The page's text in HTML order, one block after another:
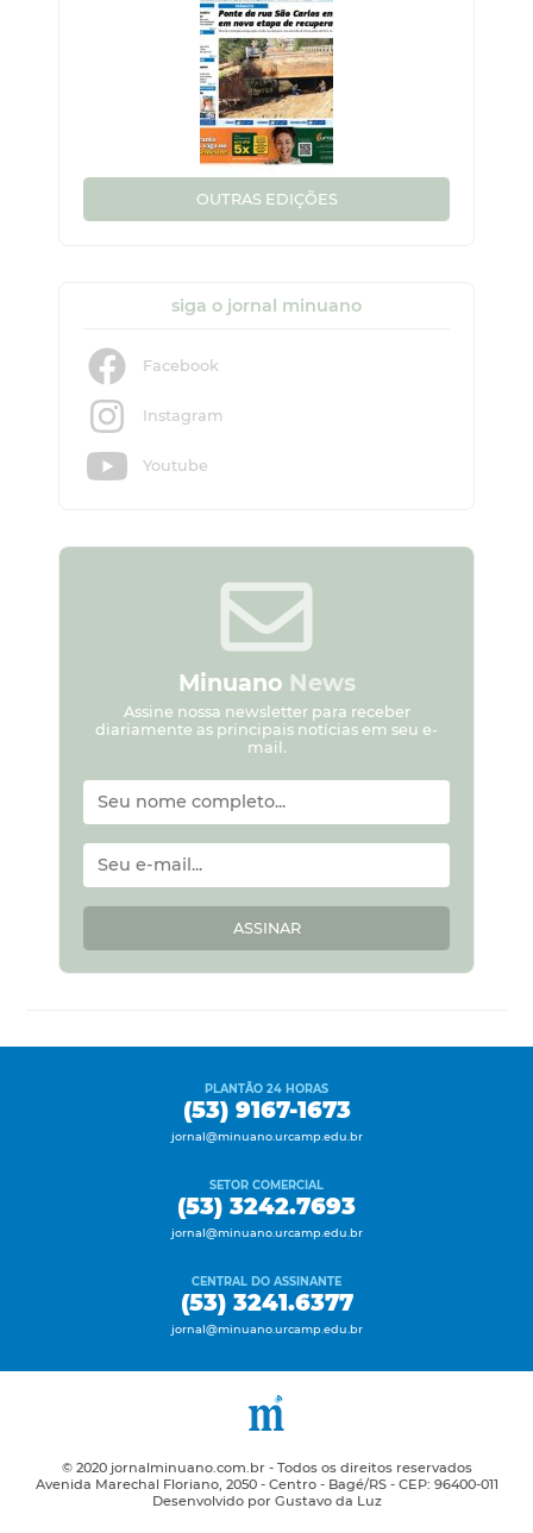
OUTRAS EDIÇÕES
siga o jornal minuano
Facebook
Instagram
Youtube
Minuano News
Assine nossa newsletter para receber
diariamente as principais notícias em seu e-
mail.
ASSINAR
PLANTÃO 24 HORAS
(53) 9167-1673
jornal@minuano.urcamp.edu.br
SETOR COMERCIAL
(53) 3242.7693
jornal@minuano.urcamp.edu.br
CENTRAL DO ASSINANTE
(53) 3241.6377
jornal@minuano.urcamp.edu.br
© 2020 jornalminuano.com.br - Todos os direitos reservados
Avenida Marechal Floriano, 2050 - Centro - Bagé/RS - CEP: 96400-011
Desenvolvido por Gustavo da Luz